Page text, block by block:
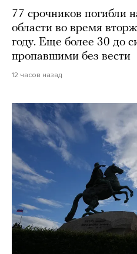
77 срочников погибли
области во время
году. Еще более 30 до
пропавшими без вести
12 часов назад